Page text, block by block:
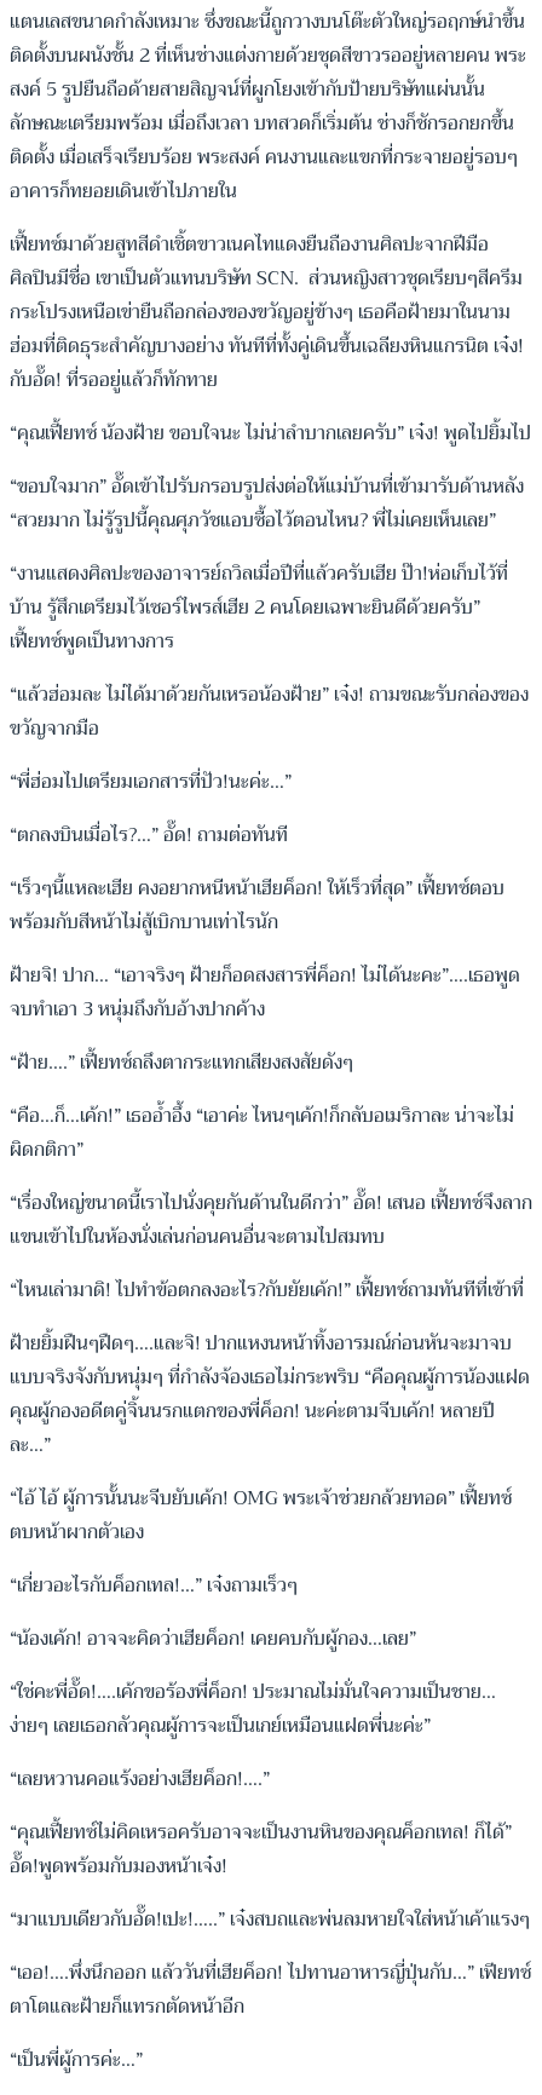
แตนเลสขนาดกำลังเหมาะ ซึ่งขณะนี้ถูกวางบนโต๊ะตัวใหญ่รอฤกษ์นำขึ้น
ติดตั้งบนผนังชั้น 2 ที่เห็นช่างแต่งกายด้วยชุดสีขาวรออยู่หลายคน พระ
สงค์ 5 รูปยืนถือด้ายสายสิญจน์ที่ผูกโยงเข้ากับป้ายบริษัทแผ่นนั้น
ลักษณะเตรียมพร้อม เมื่อถึงเวลา บทสวดก็เริ่มต้น ช่างก็ชักรอกยกขึ้น
ติดตั้ง เมื่อเสร็จเรียบร้อย พระสงค์ คนงานและแขกที่กระจายอยู่รอบๆ
อาคารก็ทยอยเดินเข้าไปภายใน
เฟี้ยทซ์มาด้วยสูทสีดำเชิ้ตขาวเนคไทแดงยืนถืองานศิลปะจากฝีมือ
ศิลปินมีชื่อ เขาเป็นตัวแทนบริษัท SCN. ส่วนหญิงสาวชุดเรียบๆสีครีม
กระโปรงเหนือเข่ายืนถือกล่องของขวัญอยู่ข้างๆ เธอคือฝ้ายมาในนาม
ฮ่อมที่ติดธุระสำคัญบางอย่าง ทันทีที่ทั้งคู่เดินขึ้นเฉลียงหินแกรนิต เจ๋ง!
กับอั๊ด! ที่รออยู่แล้วก็ทักทาย
“คุณเฟี้ยทซ์ น้องฝ้าย ขอบใจนะ ไม่น่าลำบากเลยครับ” เจ๋ง! พูดไปยิ้มไป
“ขอบใจมาก” อั๊ดเข้าไปรับกรอบรูปส่งต่อให้แม่บ้านที่เข้ามารับด้านหลัง
“สวยมาก ไม่รู้รูปนี้คุณศุภวัชแอบซื้อไว้ตอนไหน? พี่ไม่เคยเห็นเลย”
“งานแสดงศิลปะของอาจารย์ถวิลเมื่อปีที่แล้วครับเฮีย ป๊า!ห่อเก็บไว้ที่
บ้าน รู้สึกเตรียมไว้เซอร์ไพรส์เฮีย 2 คนโดยเฉพาะยินดีด้วยครับ”
เฟี้ยทซ์พูดเป็นทางการ
“แล้วฮ่อมละ ไม่ได้มาด้วยกันเหรอน้องฝ้าย” เจ๋ง! ถามขณะรับกล่องของ
ขวัญจากมือ
“พี่ฮ่อมไปเตรียมเอกสารที่ปัว!นะค่ะ…”
“ตกลงบินเมื่อไร?…” อั๊ด! ถามต่อทันที
“เร็วๆนี้แหละเฮีย คงอยากหนีหน้าเฮียค็อก! ให้เร็วที่สุด” เฟี้ยทซ์ตอบ
พร้อมกับสีหน้าไม่สู้เบิกบานเท่าไรนัก
ฝ้ายจิ! ปาก… “เอาจริงๆ ฝ้ายก็อดสงสารพี่ค็อก! ไม่ได้นะคะ”….เธอพูด
จบทำเอา 3 หนุ่มถึงกับอ้างปากค้าง
“ฝ้าย….” เฟี้ยทซ์ถลึงตากระแทกเสียงสงสัยดังๆ
“คือ…ก็…เค้ก!” เธออ้ำอึ้ง “เอาค่ะ ไหนๆเค้ก!ก็กลับอเมริกาละ น่าจะไม่
ผิดกติกา”
“เรื่องใหญ่ขนาดนี้เราไปนั่งคุยกันด้านในดีกว่า” อั๊ด! เสนอ เฟี้ยทซ์จึงลาก
แขนเข้าไปในห้องนั่งเล่นก่อนคนอื่นจะตามไปสมทบ
“ไหนเล่ามาดิ! ไปทำข้อตกลงอะไร?กับยัยเค้ก!” เฟี้ยทซ์ถามทันทีที่เข้าที่
ฝ้ายยิ้มฝืนๆฝืดๆ….และจิ! ปากแหงนหน้าทิ้งอารมณ์ก่อนหันจะมาจบ
แบบจริงจังกับหนุ่มๆ ที่กำลังจ้องเธอไม่กระพริบ “คือคุณผู้การน้องแฝด
คุณผู้กองอดีตคู่จิ้นนรกแตกของพี่ค็อก! นะค่ะตามจีบเค้ก! หลายปี
ละ…”
“ไอ้ ไอ้ ผู้การนั้นนะจีบยับเค้ก! OMG พระเจ้าช่วยกล้วยทอด” เฟี้ยทซ์
ตบหน้าผากตัวเอง
“เกี่ยวอะไรกับค็อกเทล!…” เจ๋งถามเร็วๆ
“น้องเค้ก! อาจจะคิดว่าเฮียค็อก! เคยคบกับผู้กอง…เลย”
“ใช่คะพี่อั๊ด!….เค้กขอร้องพี่ค็อก! ประมาณไม่มั่นใจความเป็นชาย…
ง่ายๆ เลยเธอกลัวคุณผู้การจะเป็นเกย์เหมือนแฝดพี่นะค่ะ”
“เลยหวานคอแร้งอย่างเฮียค็อก!….”
“คุณเฟี้ยทซ์ไม่คิดเหรอครับอาจจะเป็นงานหินของคุณค็อกเทล! ก็ได้”
อั๊ด!พูดพร้อมกับมองหน้าเจ๋ง!
“มาแบบเดียวกับอั๊ด!เปะ!…..” เจ๋งสบถและพ่นลมหายใจใส่หน้าเค้าแรงๆ
“เออ!….พึ่งนึกออก แล้ววันที่เฮียค็อก! ไปทานอาหารญี่ปุ่นกับ…” เฟียทซ์
ตาโตและฝ้ายก็แทรกตัดหน้าอีก
“เป็นพี่ผู้การค่ะ…”